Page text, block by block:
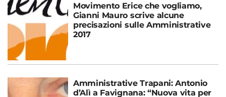
Movimento Erice che vogliamo,
Gianni Mauro scrive alcune
precisazioni sulle Amministrative
2017
Amministrative Trapani: Antonio
d’Alì a Favignana: “Nuova vita per